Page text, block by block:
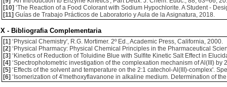
[10] ‘The Reaction of a Food Colorant with Sodium Hypochlorite. A Student -
[11] Guías de Trabajo Prácticos de Laboratorio y Aula de la Asignatura, 2018.
X - Bibliografia Complementaria
[1] ‘Physical Chemistry', R.G. Mortimer. 2º Ed., Academic Press, California, 2000.
[2] ‘Physical Pharmacy: Physical Chemical Principles in the Pharmaceutical
[3] ‘Kinetics of Reduction of Toluidine Blue with Sulfite Kinetic Salt Effect in
[4] ‘Spectrophotometric investigation of the complexation mechanism of Al(III)
[5] ‘Effects of the solvent and temperature on the 2:1 catechol-Al(III)-complex'.
[6] ‘Isomerization of 4'methoxyflavanone in alkaline medium. Determination of